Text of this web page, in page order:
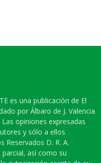
es una publicación de El
por Álbaro de J. Valencia
opiniones expresadas
y sólo a ellos
Reservados D. R. A.
así como su